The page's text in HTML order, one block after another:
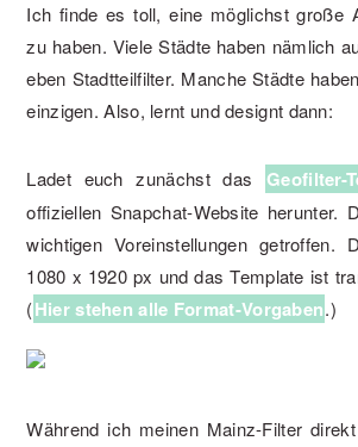
Ich finde es toll, eine möglichst große
zu haben. Viele Städte haben nämlich
eben Stadtteilfilter. Manche Städte
einzigen. Also, lernt und designt dann:
Ladet euch zunächst das Geofilter-
offiziellen Snapchat-Website herunter.
wichtigen Voreinstellungen getroffen.
1080 x 1920 px und das Template ist
(Hier stehen alle Format-Vorgaben.)
Während ich meinen Mainz-Filter